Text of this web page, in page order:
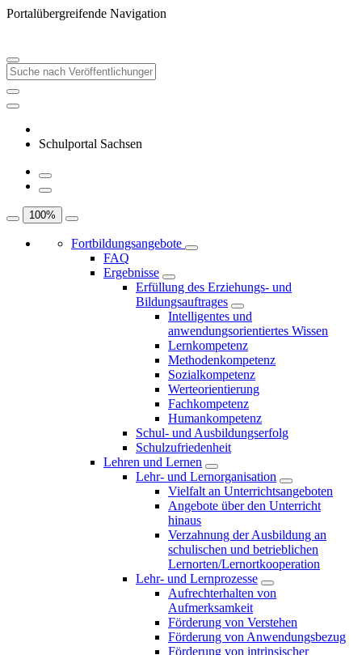
Portalübergreifende Navigation
Schulportal Sachsen
100%
Fortbildungsangebote
FAQ
Ergebnisse
Erfüllung des Erziehungs- und
Bildungsauftrages
Intelligentes und
anwendungsorientiertes Wissen
Lernkompetenz
Methodenkompetenz
Sozialkompetenz
Werteorientierung
Fachkompetenz
Humankompetenz
Schul- und Ausbildungserfolg
Schulzufriedenheit
Lehren und Lernen
Lehr- und Lernorganisation
Vielfalt an Unterrichtsangeboten
Angebote über den Unterricht
hinaus
Verzahnung der Ausbildung an
schulischen und betrieblichen
Lernorten/Lernortkooperation
Lehr- und Lernprozesse
Aufrechterhalten von
Aufmerksamkeit
Förderung von Verstehen
Förderung von Anwendungsbezug
Förderung von intrinsischer